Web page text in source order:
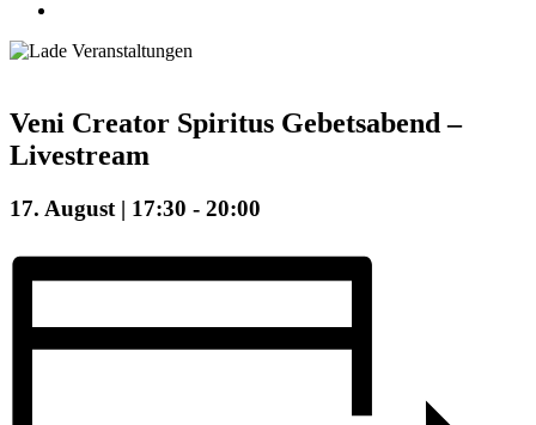
Veni Creator Spiritus Gebetsabend –
Livestream
17. August | 17:30 - 20:00